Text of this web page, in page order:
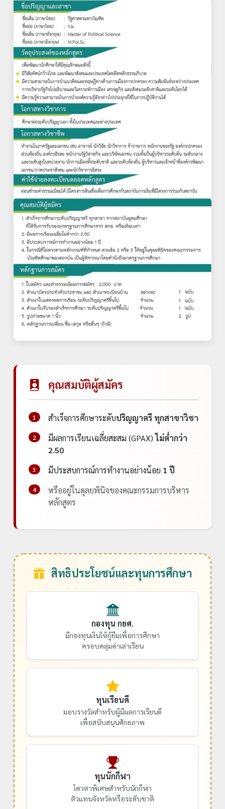
คุณสมบัติผู้สมัคร
1 สำเร็จการศึกษาระดับปริญญาตรี ทุกสาขาวิชา
2 มีผลการเรียนเฉลี่ยสะสม (GPAX)ไม่ต่ำกว่า
2.50
3 มีประสบการณ์การทำงานอย่างน้อย 1 ปี
4
หรืออยู่ในดุลยพินิจของคณะกรรมการบริหาร
หลักสูตร
สิทธิประโยชน์และทุนการศึกษา
กองทุน กยศ.
มีกองทุนเงินให้กู้ยืมเพื่อการศึกษา
ครอบคลุมค่าเล่าเรียน
ทุนเรียนดี
มอบรางวัลสำหรับผู้มีผลการเรียนดี
เพื่อสนับสนุนศักยภาพ
ทุนนักกีฬา
โควตาพิเศษสำหรับนักกีฬา
ตัวแทนจังหวัดหรือระดับชาติ